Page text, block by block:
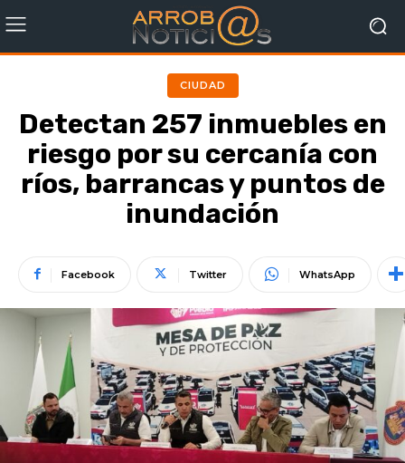
CIUDAD
Detectan 257 inmuebles en
riesgo por su cercanía con
ríos, barrancas y puntos de
inundación
Facebook Twitter WhatsApp